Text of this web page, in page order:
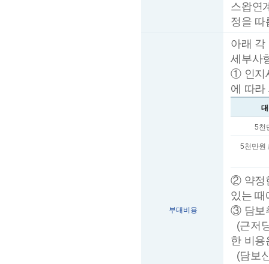
스왑연
정을 따
부대비용
아래 각
세부사
① 인지
에 따라
5천
5천만원
② 약정
있는 때
③ 담보
(근저
한 비용
(담보